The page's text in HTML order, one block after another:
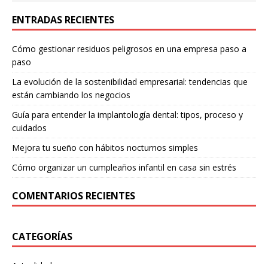
ENTRADAS RECIENTES
Cómo gestionar residuos peligrosos en una empresa paso a
paso
La evolución de la sostenibilidad empresarial: tendencias que
están cambiando los negocios
Guía para entender la implantología dental: tipos, proceso y
cuidados
Mejora tu sueño con hábitos nocturnos simples
Cómo organizar un cumpleaños infantil en casa sin estrés
COMENTARIOS RECIENTES
CATEGORÍAS